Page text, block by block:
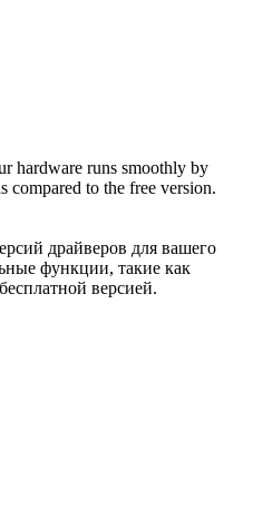
hardware runs smoothly by
compared to the free version.
драйверов для вашего
функции, такие как
версией.